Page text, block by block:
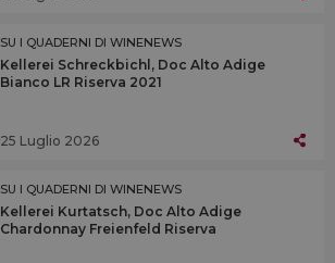
SU I QUADERNI DI WINENEWS
Kellerei Schreckbichl, Doc Alto Adige
Bianco LR Riserva 2021
25 Luglio 2026
SU I QUADERNI DI WINENEWS
Kellerei Kurtatsch, Doc Alto Adige
Chardonnay Freienfeld Riserva